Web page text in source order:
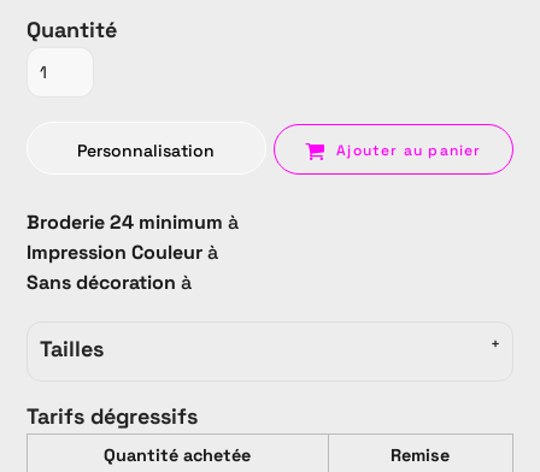
Quantité
Personnalisation Ajouter au panier
Broderie 24 minimum à
Impression Couleurà
Sans décoration à
Tailles
Tarifs dégressifs
Quantité achetée
Remise